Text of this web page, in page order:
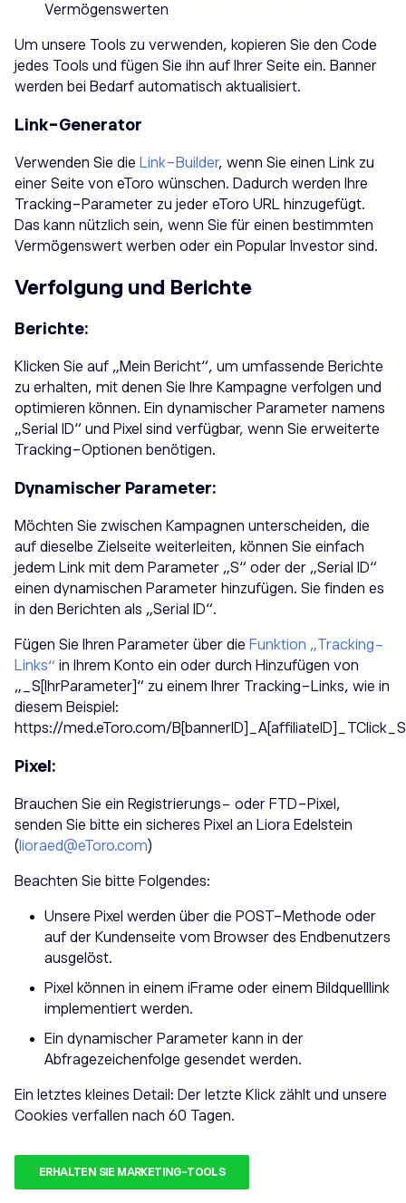
Vermögenswerten
Um unsere Tools zu verwenden, kopieren Sie den Code
jedes Tools und fügen Sie ihn auf Ihrer Seite ein. Banner
werden bei Bedarf automatisch aktualisiert.
Link-Generator
Verwenden Sie die Link-Builder, wenn Sie einen Link zu
einer Seite von eToro wünschen. Dadurch werden Ihre
Tracking-Parameter zu jeder eToro URL hinzugefügt.
Das kann nützlich sein, wenn Sie für einen bestimmten
Vermögenswert werben oder ein Popular Investor sind.
Verfolgung und Berichte
Berichte:
Klicken Sie auf „Mein Bericht“, um umfassende Berichte
zu erhalten, mit denen Sie Ihre Kampagne verfolgen und
optimieren können. Ein dynamischer Parameter namens
„Serial ID“ und Pixel sind verfügbar, wenn Sie erweiterte
Tracking-Optionen benötigen.
Dynamischer Parameter:
Möchten Sie zwischen Kampagnen unterscheiden, die
auf dieselbe Zielseite weiterleiten, können Sie einfach
jedem Link mit dem Parameter „S“ oder der „Serial ID“
einen dynamischen Parameter hinzufügen. Sie finden es
in den Berichten als „Serial ID“.
Fügen Sie Ihren Parameter über die Funktion „Tracking-
Links“ in Ihrem Konto ein oder durch Hinzufügen von
„_S[IhrParameter]“ zu einem Ihrer Tracking-Links, wie in
diesem Beispiel:
https://med.etoro.com/
Pixel:
Brauchen Sie ein Registrierungs- oder FTD-Pixel,
senden Sie bitte ein sicheres Pixel an Liora Edelstein
( lioraed@eToro.com)
Beachten Sie bitte Folgendes:
Unsere Pixel werden über die POST-Methode oder
auf der Kundenseite vom Browser des Endbenutzers
ausgelöst.
Pixel können in einem iFrame oder einem Bildquelllink
implementiert werden.
Ein dynamischer Parameter kann in der
Abfragezeichenfolge gesendet werden.
Ein letztes kleines Detail: Der letzte Klick zählt und unsere
Cookies verfallen nach 60 Tagen.
ERHALTEN SIE MARKETING-TOOLS